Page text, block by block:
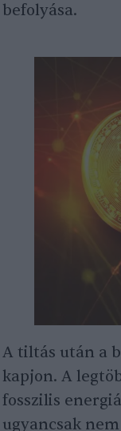
befolyása.
A tiltás után a
kapjon. A
fosszilis
ugyancsak